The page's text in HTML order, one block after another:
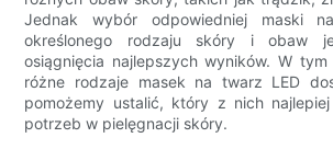
Jednak wybór odpowiedniej maski
określonego rodzaju skóry i obaw
osiągnięcia najlepszych wyników. W
różne rodzaje masek na twarz LED
pomożemy ustalić, który z nich
potrzeb w pielęgnacji skóry.